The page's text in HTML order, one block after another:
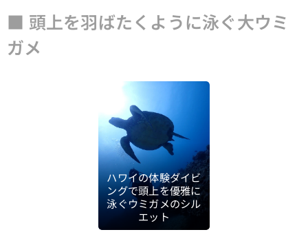
■ 頭上を羽ばたくように泳ぐ大ウミ
ガメ
ハワイの体験ダイビ
ングで頭上を優雅に
泳ぐウミガメのシル
エット